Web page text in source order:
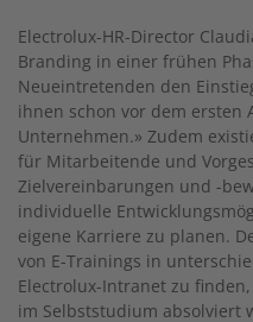
Electrolux-HR-Director
Branding in einer frühen
Neueintretenden den
ihnen schon vor dem ersten
Unternehmen.» Zudem
für Mitarbeitende und
Zielvereinbarungen und -
individuelle
eigene Karriere zu planen.
von E-Trainings in
Electrolux-Intranet zu
im Selbststudium absolviert